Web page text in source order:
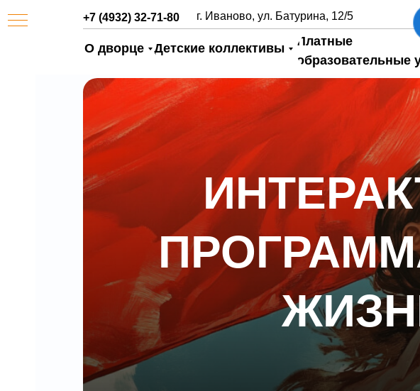
Детские коллективы
Платные
образовательные
+7 (4932) 32-71-80 г. Иваново, ул. Батурина, 12/5
О дворце